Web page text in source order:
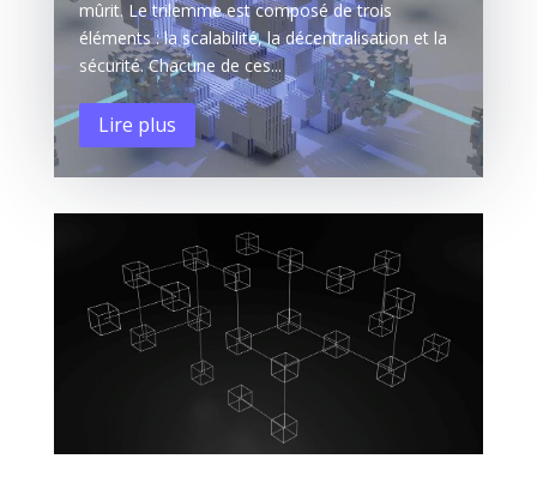
mûrit. Le trilemme est composé de trois
éléments : la scalabilité, la décentralisation et la
sécurité. Chacune de ces...
Lire plus